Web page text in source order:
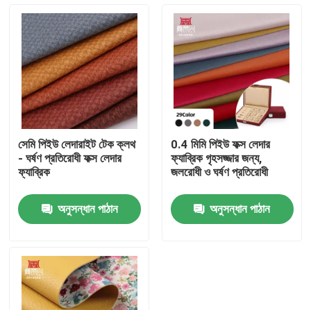
বাড়ি
পণ্য
আমাদের সম্পর্কে
সেমি পিইউ লেদারাইট টেক ক্লথ
- ঘর্ষণ প্রতিরোধী ফক্স লেদার
ফ্যাব্রিক
অনুসন্ধান পাঠান
0.4 মিমি পিইউ ফক্স লেদার
ফ্যাব্রিক গৃহসজ্জার জন্য,
জলরোধী ও ঘর্ষণ প্রতিরোধী
অনুসন্ধান পাঠান